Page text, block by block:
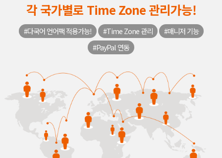
각 국가별로 Time Zone 관리가능!
#다국어 언어팩 적용가능! #Time Zone 관리
#매니저 기능
#PayPal 연동